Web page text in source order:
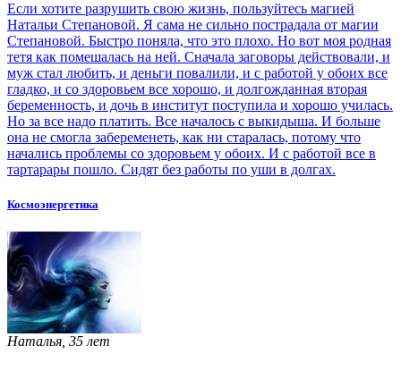
Если хотите разрушить свою жизнь, пользуйтесь магией
Натальи Степановой. Я сама не сильно пострадала от магии
Степановой. Быстро поняла, что это плохо. Но вот моя родная
тетя как помешалась на ней. Сначала заговоры действовали, и
муж стал любить, и деньги повалили, и с работой у обоих все
гладко, и со здоровьем все хорошо, и долгожданная вторая
беременность, и дочь в институт поступила и хорошо училась.
Но за все надо платить. Все началось с выкидыша. И больше
она не смогла забеременеть, как ни старалась, потому что
начались проблемы со здоровьем у обоих. И с работой все в
тартарары пошло. Сидят без работы по уши в долгах.
Космоэнергетика
Наталья, 35 лет